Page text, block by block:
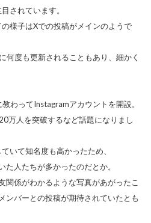
されています。
様子はXでの投稿がメインのようで
何度も更新されることもあり、細かく
わってInstagramアカウントを開設。
万人を突破するなど話題になりまし
いて知名度も高かったため、
人たちが多かったのだとか。
関係がわかるような写真があがったこ
ンバーとの投稿が期待されていたとも